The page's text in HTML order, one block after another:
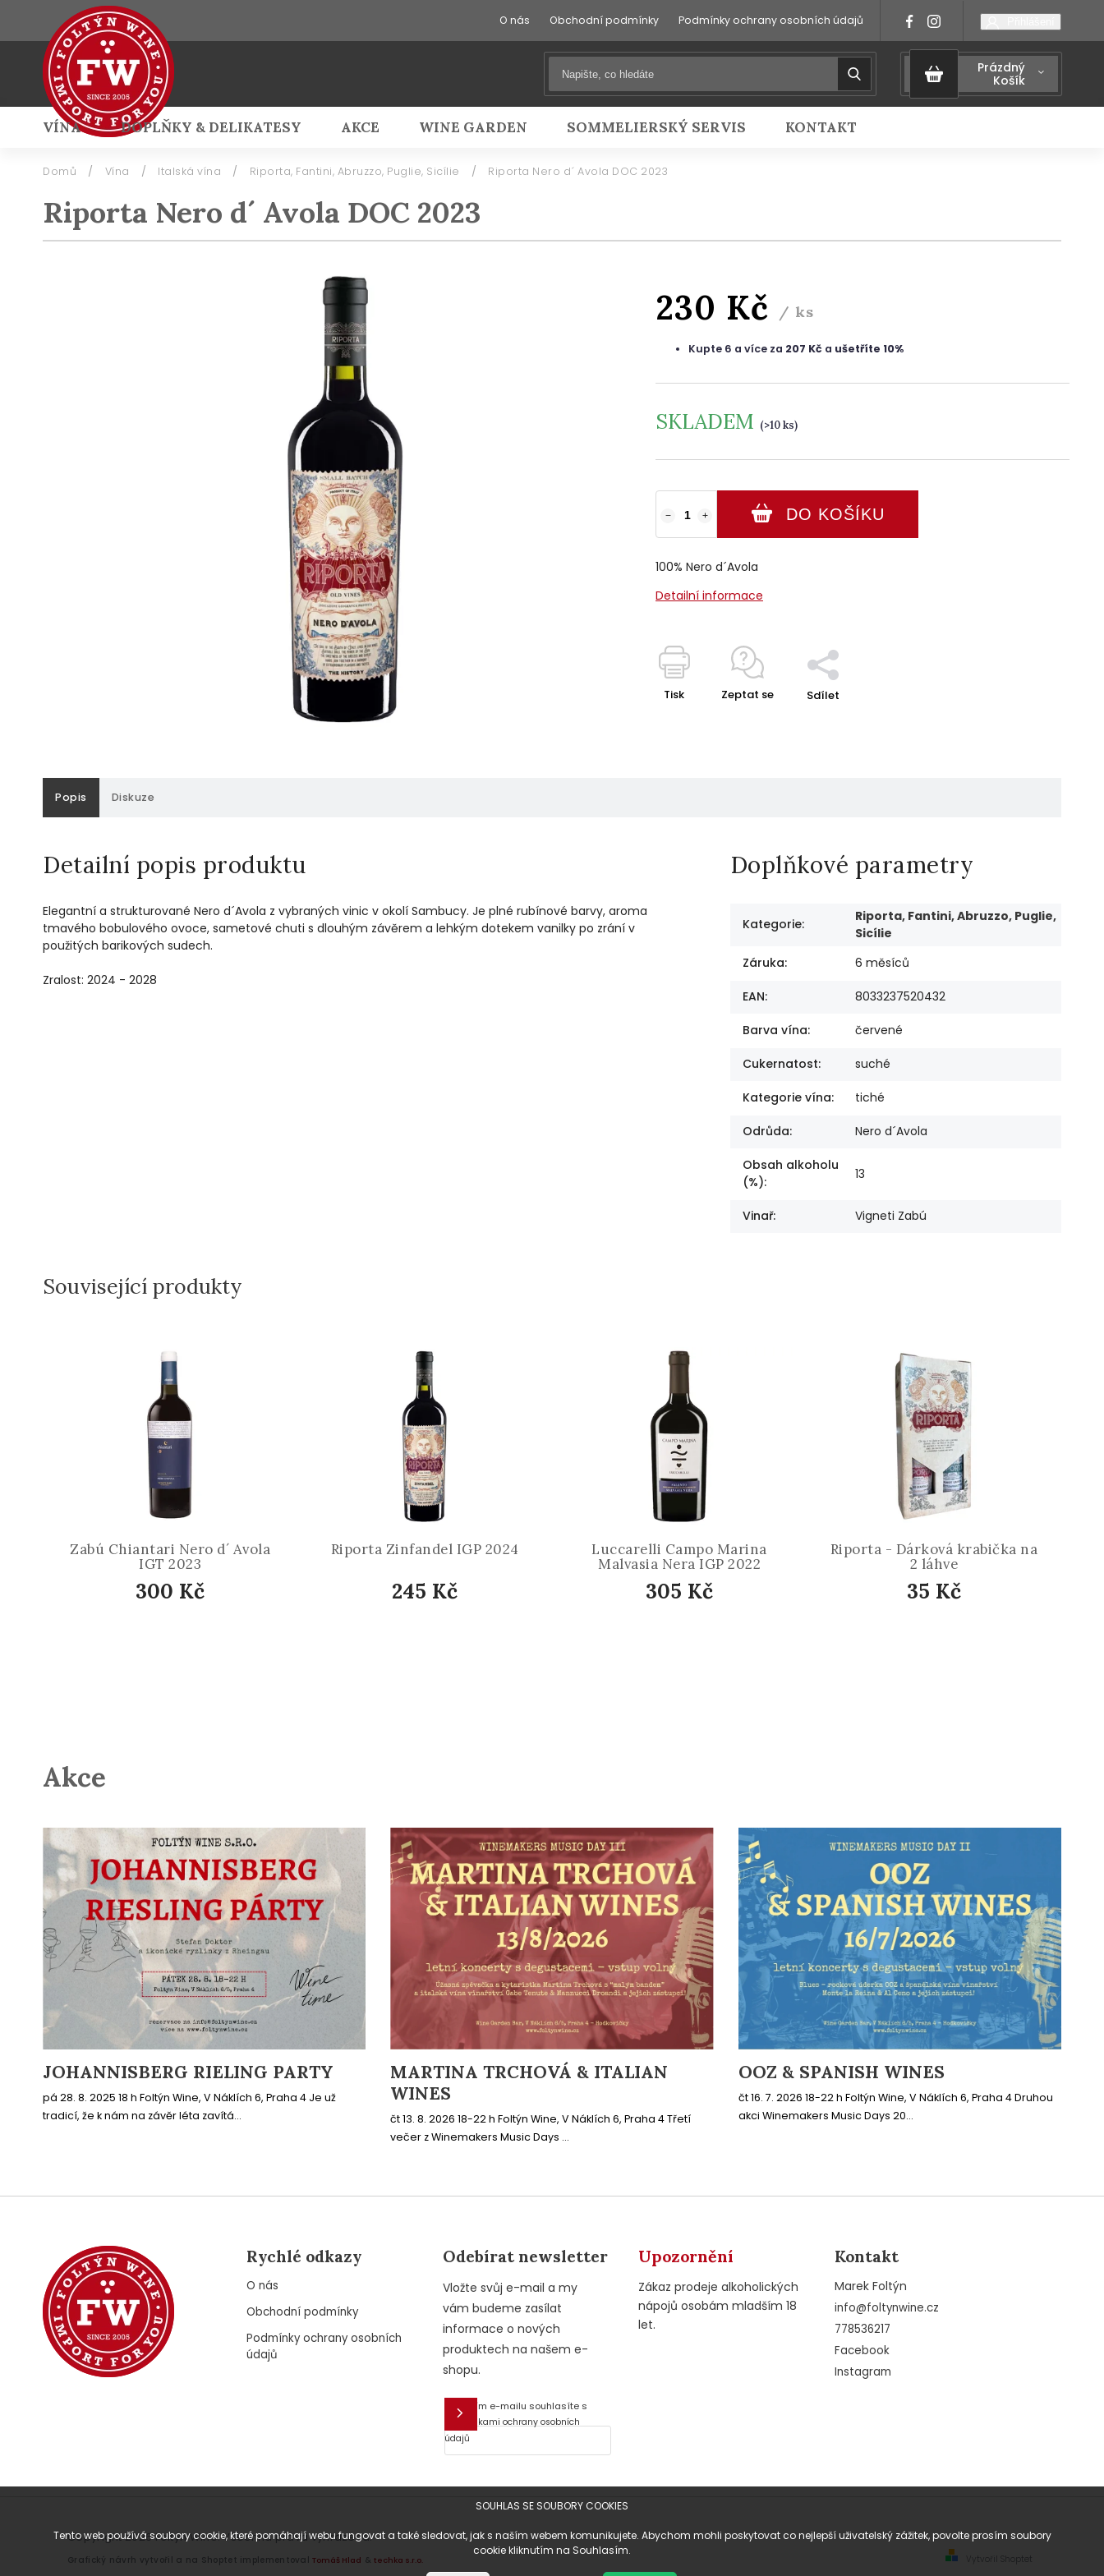
SOUHLAS SE SOUBORY COOKIES
Tento web používá soubory cookie, které pomáhají webu fungovat a také sledovat, jak s naším webem komunikujete. Abychom mohli poskytovat co nejlepší uživatelský zážitek, povolte prosím soubory
cookie kliknutím na Souhlasím.
O nás Obchodní podmínky Podmínky ochrany osobních údajů
Prázdný
Košík
VÍNA DOPLŇKY & DELIKATESY AKCE WINE GARDEN SOMMELIERSKÝ SERVIS KONTAKT
Přihlášení
Domů / Vína / Italská vína / Riporta, Fantini, Abruzzo, Puglie, Sicílie / Riporta Nero d´ Avola DOC 2023
Riporta Nero d´ Avola DOC 2023
230 Kč / ks
Kupte 6 a více za 207 Kč a ušetříte 10%
SKLADEM (>10 ks)
+
− DO KOŠÍKU
100% Nero d´Avola
Detailní informace
Tisk Zeptat se Sdílet
Popis Diskuze
Detailní popis produktu
Elegantní a strukturované Nero d´Avola z vybraných vinic v okolí Sambucy. Je plné rubínové barvy, aroma
tmavého bobulového ovoce, sametové chuti s dlouhým závěrem a lehkým dotekem vanilky po zrání v
použitých barikových sudech.
Zralost: 2024 - 2028
Doplňkové parametry
Kategorie:
Riporta, Fantini, Abruzzo, Puglie,
Sicílie
Záruka: 6 měsíců
EAN: 8033237520432
Barva vína: červené
Cukernatost: suché
Kategorie vína: tiché
Odrůda: Nero d´Avola
Obsah alkoholu
(%): 13
Vinař: Vigneti Zabú
Související produkty
Zabú Chiantari Nero d´ Avola
IGT 2023
300 Kč
Riporta Zinfandel IGP 2024
245 Kč
Luccarelli Campo Marina
Malvasia Nera IGP 2022
305 Kč
Riporta - Dárková krabička na
2 láhve
35 Kč
Akce
JOHANNISBERG RIELING PARTY
pá 28. 8. 2025 18 h Foltýn Wine, V Náklích 6, Praha 4 Je už
tradicí, že k nám na závěr léta zavítá...
MARTINA TRCHOVÁ & ITALIAN
WINES
čt 13. 8. 2026 18-22 h Foltýn Wine, V Náklích 6, Praha 4 Třetí
večer z Winemakers Music Days ...
OOZ & SPANISH WINES
čt 16. 7. 2026 18-22 h Foltýn Wine, V Náklích 6, Praha 4 Druhou
akci Winemakers Music Days 20...
Rychlé odkazy
O nás
Obchodní podmínky
Podmínky ochrany osobních
údajů
Odebírat newsletter
Vložte svůj e-mail a my
vám budeme zasílat
informace o nových
produktech na našem e-
shopu.
E-mail
Vložením e-mailu souhlasíte s
podmínkami ochrany osobních
údajů
Upozornění
Zákaz prodeje alkoholických
nápojů osobám mladším 18
let.
Kontakt
Marek Foltýn
info@foltynwine.cz
778536217
Facebook
Instagram
Vytvořil Shoptet
Copyright 2026Foltýn Wine. Všechna práva vyhrazena.
Grafický návrh vytvořil a na Shoptet implementovalTomáš Hlad &techka s.r.o.